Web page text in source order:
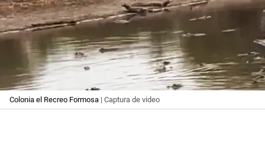
Colonia el Recreo Formosa | Captura de video